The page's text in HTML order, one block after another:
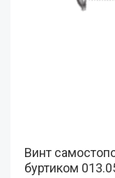
Винт
буртиком